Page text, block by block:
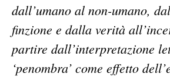
dall’umano al non-umano,
finzione e dalla verità
partire dall’interpretazione
‘penombra’ come effetto